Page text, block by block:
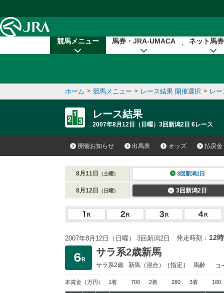
競馬メニュー 馬券・JRA-UMACA ネット馬
ホーム > 競馬メニュー > レース結果 開催選択 > レ
レース結果
2007年8月12日（日曜）3回新潟2日 6レース
開催お知らせ 出馬表 オッズ 払戻金
8月11日 （土曜） 3回新潟1日
8月12日 （日曜） 3回新潟2日
2007年8月12日（日曜） 3回新潟2日 発走時刻： 12
サラ系2歳新馬
サラ系2歳 新馬 （混合）［指定］ 馬齢 コ
本賞金 （万円） 1着 700 2着 280 3着 180